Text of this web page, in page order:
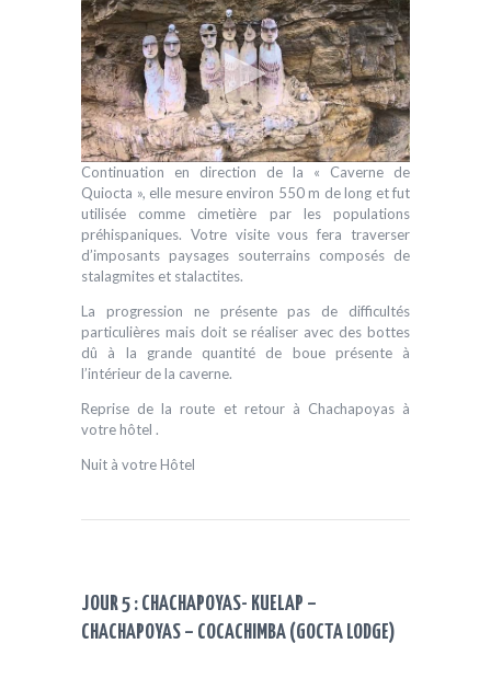
Continuation en direction de la « Caverne de
Quiocta », elle mesure environ 550 m de long et fut
utilisée comme cimetière par les populations
préhispaniques. Votre visite vous fera traverser
d’imposants paysages souterrains composés de
stalagmites et stalactites.
La progression ne présente pas de difficultés
particulières mais doit se réaliser avec des bottes
dû à la grande quantité de boue présente à
l’intérieur de la caverne.
Reprise de la route et retour à Chachapoyas à
votre hôtel .
Nuit à votre Hôtel
JOUR 5 : CHACHAPOYAS- KUELAP –
CHACHAPOYAS – COCACHIMBA (GOCTA LODGE)